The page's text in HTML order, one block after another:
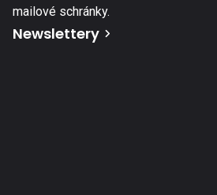
mailové schránky.
Newslettery